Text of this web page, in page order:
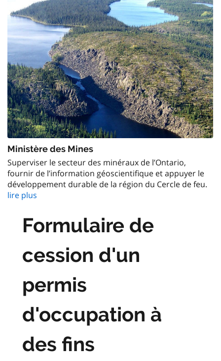
Ministère des Mines
Superviser le secteur des minéraux de l’Ontario,
fournir de l’information géoscientifique et appuyer le
développement durable de la région du Cercle de feu.
lire plus
Formulaire de
cession d'un
permis
d'occupation à
des fins